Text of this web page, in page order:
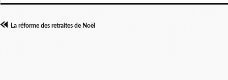
La réforme des retraites de Noël